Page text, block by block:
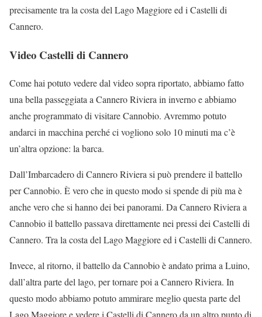
precisamente tra la costa del Lago Maggiore ed i Castelli di
Cannero.
Video Castelli di Cannero
Come hai potuto vedere dal video sopra riportato, abbiamo fatto
una bella passeggiata a Cannero Riviera in inverno e abbiamo
anche programmato di visitare Cannobio. Avremmo potuto
andarci in macchina perché ci vogliono solo 10 minuti ma c’è
un’altra opzione: la barca.
Dall’Imbarcadero di Cannero Riviera si può prendere il battello
per Cannobio. È vero che in questo modo si spende di più ma è
anche vero che si hanno dei bei panorami. Da Cannero Riviera a
Cannobio il battello passava direttamente nei pressi dei Castelli di
Cannero. Tra la costa del Lago Maggiore ed i Castelli di Cannero.
Invece, al ritorno, il battello da Cannobio è andato prima a Luino,
dall’altra parte del lago, per tornare poi a Cannero Riviera. In
questo modo abbiamo potuto ammirare meglio questa parte del